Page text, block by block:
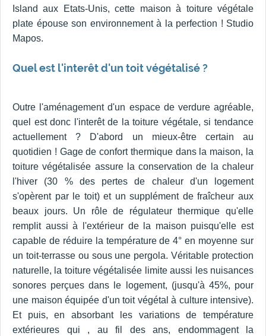
Island aux Etats-Unis, cette maison à toiture végétale
plate épouse son environnement à la perfection ! Studio
Mapos.
Quel est l'interêt d'un toit végétalisé ?
Outre l'aménagement d'un espace de verdure agréable,
quel est donc l'interêt de la toiture végétale, si tendance
actuellement ? D'abord un mieux-être certain au
quotidien ! Gage de confort thermique dans la maison, la
toiture végétalisée assure la conservation de la chaleur
l'hiver (30 % des pertes de chaleur d'un logement
s'opèrent par le toit) et un supplément de fraîcheur aux
beaux jours. Un rôle de régulateur thermique qu'elle
remplit aussi à l'extérieur de la maison puisqu'elle est
capable de réduire la température de 4° en moyenne sur
un toit-terrasse ou sous une pergola. Véritable protection
naturelle, la toiture végétalisée limite aussi les nuisances
sonores perçues dans le logement, (jusqu'à 45%, pour
une maison équipée d'un toit végétal à culture intensive).
Et puis, en absorbant les variations de température
extérieures qui , au fil des ans, endommagent la